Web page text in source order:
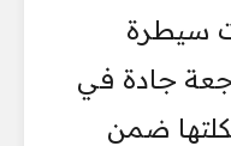
سيطرة
جادة في
ضمن